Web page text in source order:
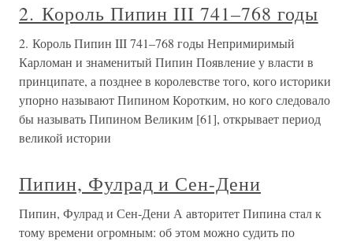
2. Король Пипин III 741–768 годы
2. Король Пипин III 741–768 годы Непримиримый
Карломан и знаменитый Пипин Появление у власти в
принципате, а позднее в королевстве того, кого историки
упорно называют Пипином Коротким, но кого следовало
бы называть Пипином Великим [61], открывает период
великой истории
Пипин, Фулрад и Сен-Дени
Пипин, Фулрад и Сен-Дени А авторитет Пипина стал к
тому времени огромным: об этом можно судить по